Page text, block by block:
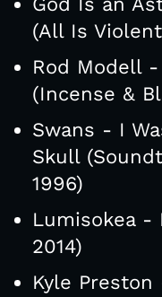
(All Is
Rod Modell
(Incense &
Swans - I
Skull
1996)
Lumisokea -
2014)
Kyle Preston